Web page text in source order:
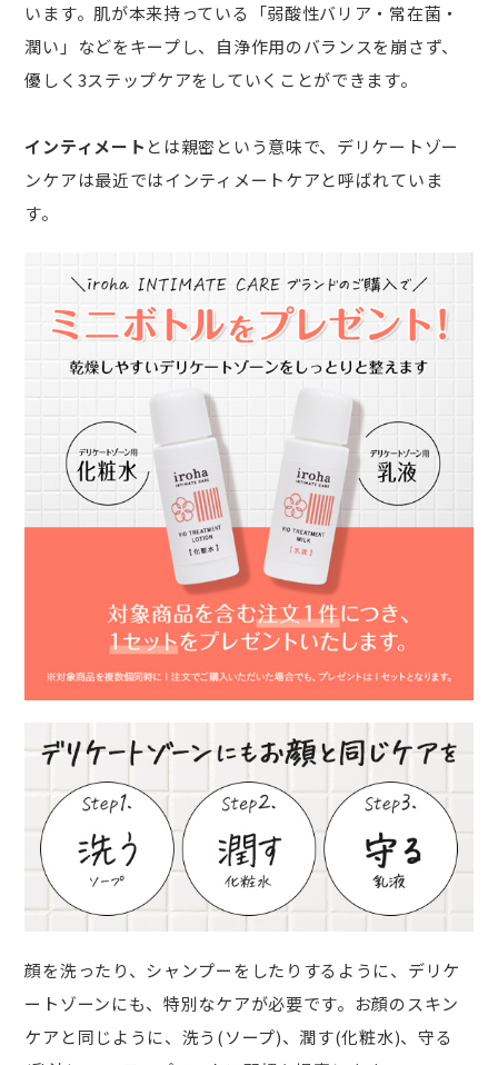
います。肌が本来持っている「弱酸性バリア・常在菌・
潤い」などをキープし、自浄作用のバランスを崩さず、
優しく3ステップケアをしていくことができます。
インティメート とは親密という意味で、デリケートゾー
ンケアは最近ではインティメートケアと呼ばれていま
す。
顔を洗ったり、シャンプーをしたりするように、デリケ
ートゾーンにも、特別なケアが必要です。お顔のスキン
ケアと同じように、洗う(ソープ)、潤す(化粧水)、守る